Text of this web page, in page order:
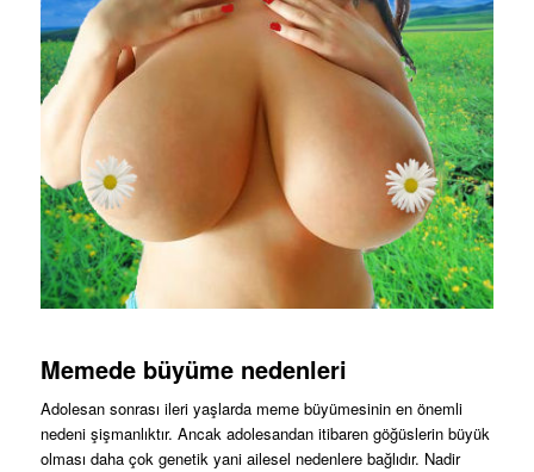
Memede büyüme nedenleri
Adolesan sonrası ileri yaşlarda meme büyümesinin en önemli
nedeni şişmanlıktır. Ancak adolesandan itibaren göğüslerin büyük
olması daha çok genetik yani ailesel nedenlere bağlıdır. Nadir